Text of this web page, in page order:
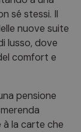
sé stessi. Il
nuove suite
lusso, dove
comfort e
pensione
à la carte che